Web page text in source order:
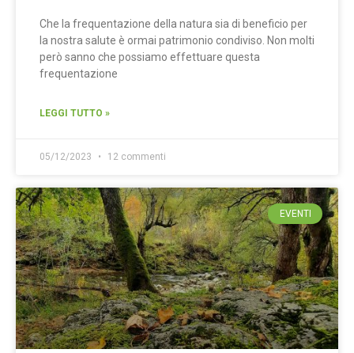
Che la frequentazione della natura sia di beneficio per
la nostra salute è ormai patrimonio condiviso. Non molti
però sanno che possiamo effettuare questa
frequentazione
LEGGI TUTTO »
05/12/2023 12 commenti
EVENTI